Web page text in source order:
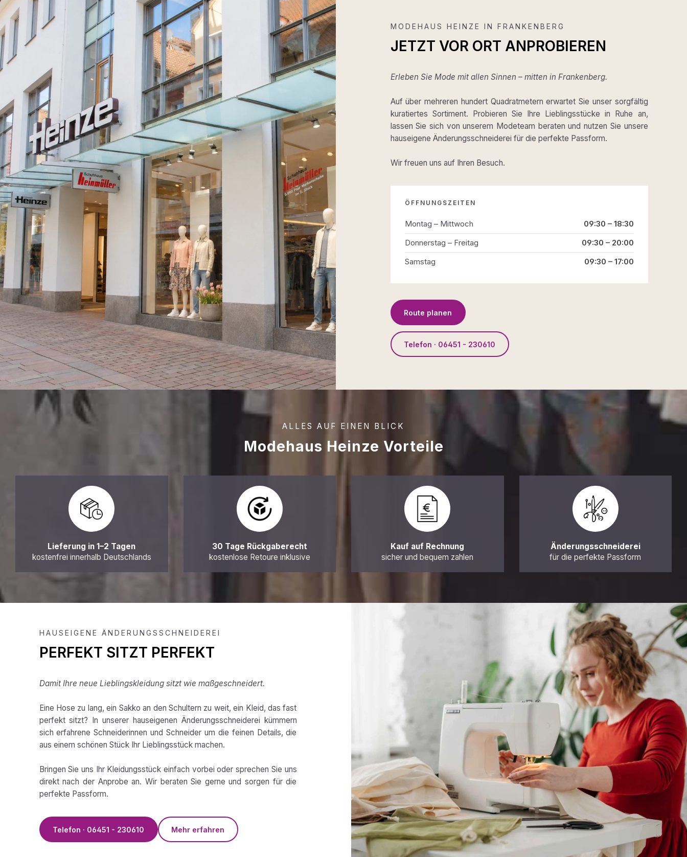
MODEHAUS HEINZE IN FRANKENBERG
JETZT VOR ORT ANPROBIEREN
Erleben Sie Mode mit allen Sinnen – mitten in Frankenberg.
Auf über mehreren hundert Quadratmetern erwartet Sie unser sorgfältig
kuratiertes Sortiment. Probieren Sie Ihre Lieblingsstücke in Ruhe an,
lassen Sie sich von unserem Modeteam beraten und nutzen Sie unsere
hauseigene Änderungsschneiderei für die perfekte Passform.
Wir freuen uns auf Ihren Besuch.
ÖFFNUNGSZEITEN
Montag – Mittwoch
09:30 – 18:30
Donnerstag – Freitag
09:30 – 20:00
Samstag
09:30 – 17:00
Route planen
Telefon · 06451 - 230610
ALLES AUF EINEN BLICK
Modehaus Heinze Vorteile
Lieferung in 1–2 Tagen
kostenfrei innerhalb Deutschlands
30 Tage Rückgaberecht
kostenlose Retoure inklusive
Kauf auf Rechnung
sicher und bequem zahlen
Änderungsschneiderei
für die perfekte Passform
HAUSEIGENE ÄNDERUNGSSCHNEIDEREI
PERFEKT SITZT PERFEKT
Damit Ihre neue Lieblingskleidung sitzt wie maßgeschneidert.
Eine Hose zu lang, ein Sakko an den Schultern zu weit, ein Kleid, das fast
perfekt sitzt? In unserer hauseigenen Änderungsschneiderei kümmern
sich erfahrene Schneiderinnen und Schneider um die feinen Details, die
aus einem schönen Stück Ihr Lieblingsstück machen.
Bringen Sie uns Ihr Kleidungsstück einfach vorbei oder sprechen Sie uns
direkt nach der Anprobe an. Wir beraten Sie gerne und sorgen für die
perfekte Passform.
Telefon · 06451 - 230610 Mehr erfahren